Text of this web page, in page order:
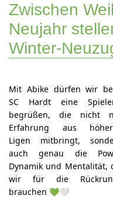
Zwischen
Neujahr
Winter-
Mit Abike dürfen wir
SC Hardt eine
begrüßen, die nicht
Erfahrung aus
Ligen mitbringt,
auch genau die
Dynamik und Mentalität,
wir für die
brauchen 💚🤍